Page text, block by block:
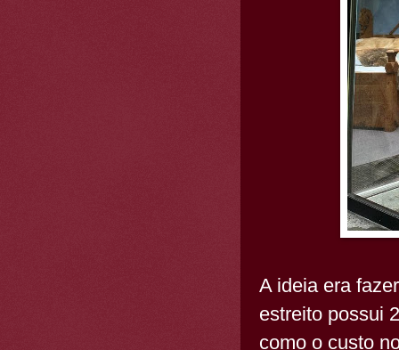
A ideia era
estreito possui
como o custo